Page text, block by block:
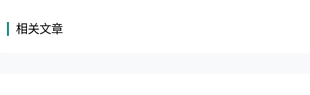
相关文章